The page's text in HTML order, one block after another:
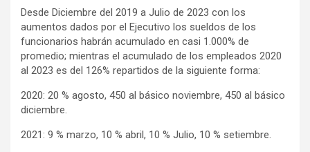
Desde Diciembre del 2019 a Julio de 2023 con los
aumentos dados por el Ejecutivo los sueldos de los
funcionarios habrán acumulado en casi 1.000% de
promedio; mientras el acumulado de los empleados 2020
al 2023 es del 126% repartidos de la siguiente forma:
2020: 20 % agosto, 450 al básico noviembre, 450 al básico
diciembre.
2021: 9 % marzo, 10 % abril, 10 % Julio, 10 % setiembre.